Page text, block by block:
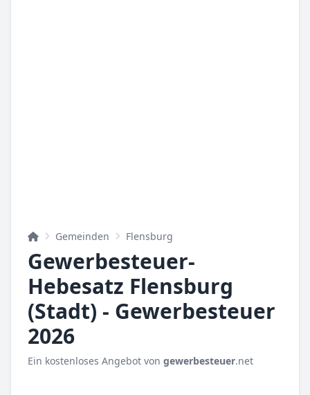
Gemeinden Flensburg
Gewerbesteuer-
Hebesatz Flensburg
(Stadt) - Gewerbesteuer
2026
Ein kostenloses Angebot von gewerbesteuer.net